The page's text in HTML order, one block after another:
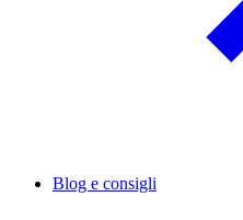
Blog e consigli